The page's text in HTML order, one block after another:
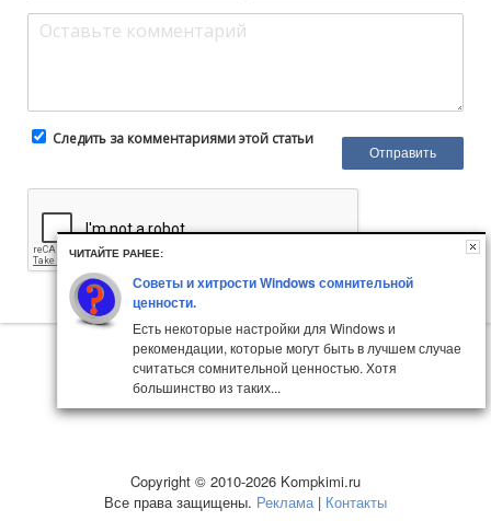
Следить за комментариями этой статьи
Copyright © 2010-2026 Kompkimi.ru
Все права защищены. Реклама| Контакты
ЧИТАЙТЕ РАНЕЕ:
Советы и хитрости Windows сомнительной
ценности.
Есть некоторые настройки для Windows и
рекомендации, которые могут быть в лучшем случае
считаться сомнительной ценностью. Хотя
большинство из таких...